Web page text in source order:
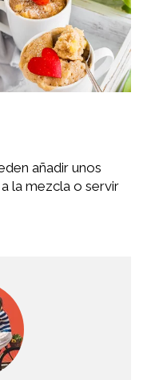
añadir unos
la mezcla o servir